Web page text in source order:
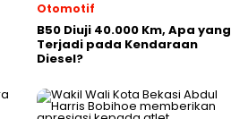
Otomotif
B50 Diuji 40.000 Km, Apa yang
Terjadi pada Kendaraan
Diesel?